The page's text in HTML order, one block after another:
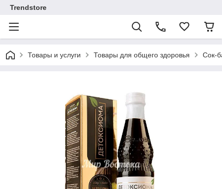
Trendstore
Товары и услуги Товары для общего здоровья Сок-